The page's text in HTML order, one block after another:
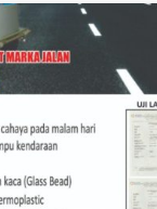
Murah Papua, Jual
Marka Jalan
material yang
panduan visual pada
lalu lintas
jalan nasional,